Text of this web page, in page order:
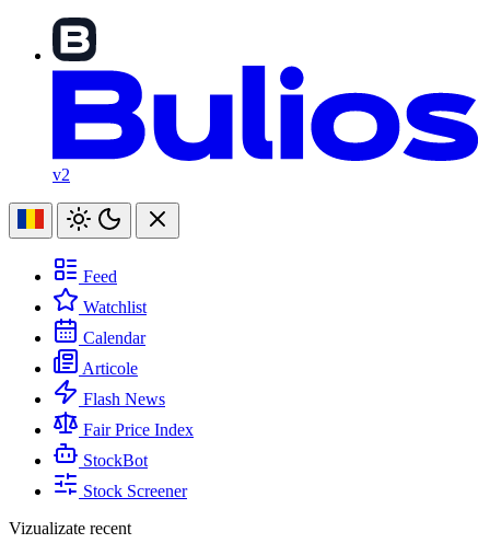
v2
Feed
Watchlist
Calendar
Articole
Flash News
Fair Price Index
StockBot
Stock Screener
Vizualizate recent